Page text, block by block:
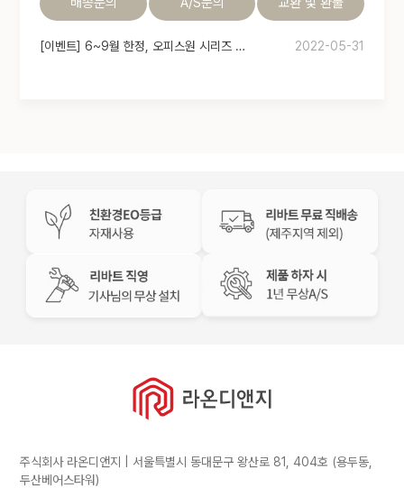
[이벤트] 6~9월 한정, 오피스원 시리즈 5% 할인 쿠폰 증정 이벤트! 2022-05-31
주식회사 라온디앤지 | 서울특별시 동대문구 왕산로 81, 404호 (용두동,
두산베어스타워)